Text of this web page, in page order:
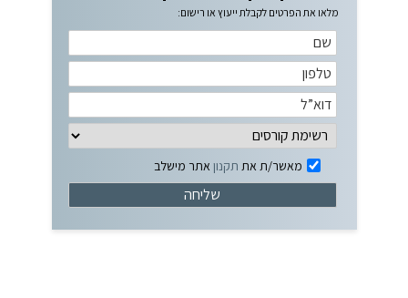
מלאו את הפרטים לקבלת ייעוץ או רישום:
מאשר/ת את תקנון אתר מישלב